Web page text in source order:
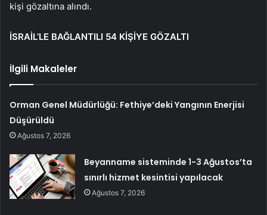
kişi gözaltına alındı.
İSRAİL’LE BAĞLANTILI 54 KİŞİYE GÖZALTI
İlgili Makaleler
Orman Genel Müdürlüğü: Fethiye’deki Yangının Enerjisi
Düşürüldü
Ağustos 7, 2026
Beyanname sisteminde 1-3 Ağustos’ta
sınırlı hizmet kesintisi yapılacak
Ağustos 7, 2026